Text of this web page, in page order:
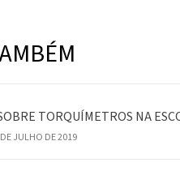
TORQUÍMETROS NA
JULHO DE 2019